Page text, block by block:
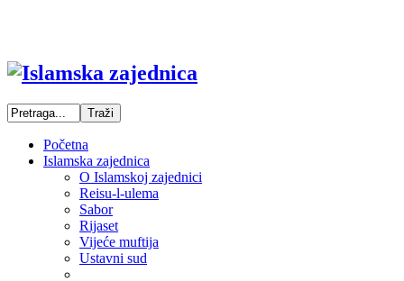
Početna
Islamska zajednica
O Islamskoj zajednici
Reisu-l-ulema
Sabor
Rijaset
Vijeće muftija
Ustavni sud